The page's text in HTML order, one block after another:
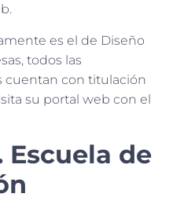
es el de Diseño
todos las
cuentan con titulación
su portal web con el
Escuela de